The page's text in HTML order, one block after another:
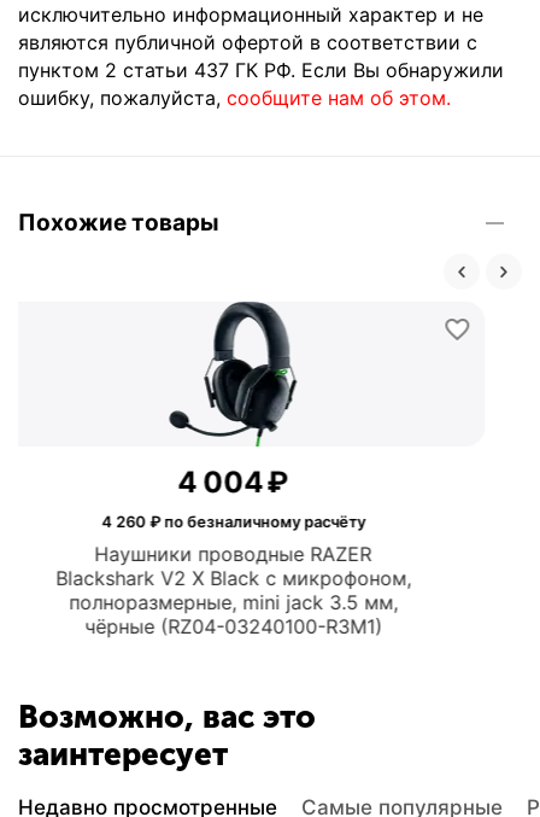
исключительно информационный характер и не
являются публичной офертой в соответствии с
пунктом 2 статьи 437 ГК РФ. Если Вы обнаружили
ошибку, пожалуйста, сообщите нам об этом.
Похожие товары
RAZER
с микрофоном,
jack 3.5 мм,
R3M1)
расчёту
Наушники
Zeus X Black с
накладные, USB,
Возможно, вас это
заинтересует
Недавно просмотренные Самые популярные